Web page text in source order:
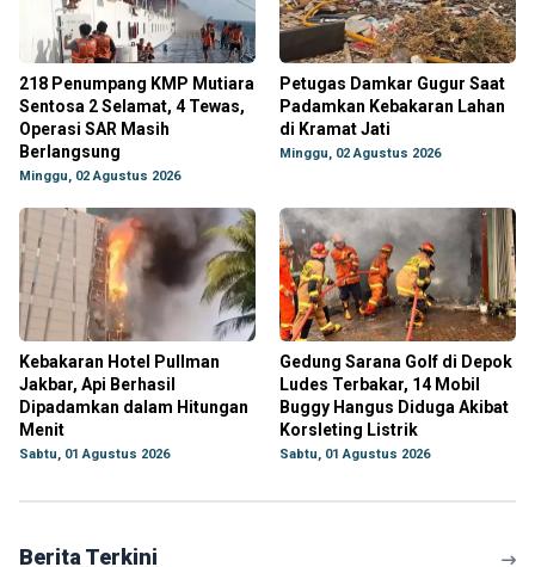
218 Penumpang KMP Mutiara
Sentosa 2 Selamat, 4 Tewas,
Operasi SAR Masih
Berlangsung
Minggu, 02 Agustus 2026
Petugas Damkar Gugur Saat
Padamkan Kebakaran Lahan
di Kramat Jati
Minggu, 02 Agustus 2026
Kebakaran Hotel Pullman
Jakbar, Api Berhasil
Dipadamkan dalam Hitungan
Menit
Sabtu, 01 Agustus 2026
Gedung Sarana Golf di Depok
Ludes Terbakar, 14 Mobil
Buggy Hangus Diduga Akibat
Korsleting Listrik
Sabtu, 01 Agustus 2026
Berita Terkini